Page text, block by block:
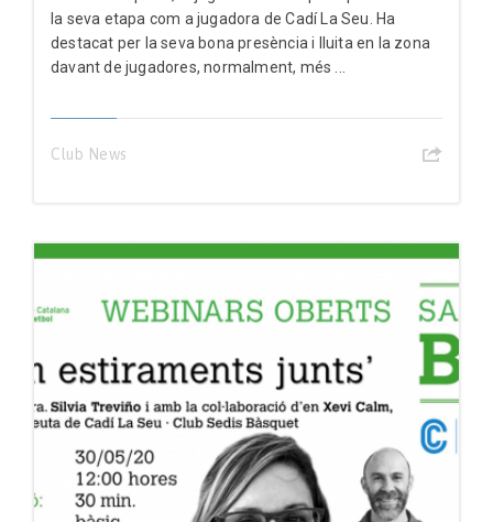
la seva etapa com a jugadora de Cadí La Seu. Ha
destacat per la seva bona presència i lluita en la zona
davant de jugadores, normalment, més ...
Club News